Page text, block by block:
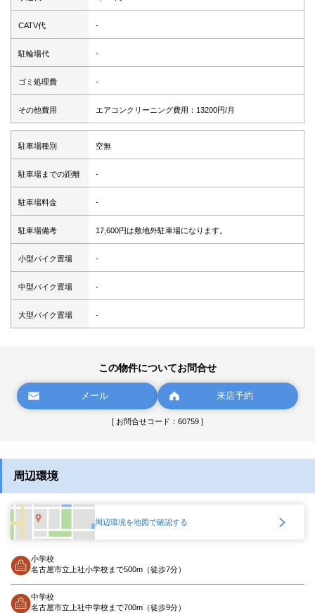
CATV代 -
駐輪場代 -
ゴミ処理費 -
その他費用 エアコンクリーニング費用：13200円/月
駐車場種別 空無
駐車場までの距離 -
駐車場料金 -
駐車場備考 17,600円は敷地外駐車場になります。
小型バイク置場 -
中型バイク置場 -
大型バイク置場 -
この物件についてお問合せ
メール 来店予約
[ お問合せコード：60759 ]
周辺環境
周辺環境を地図で確認する
小学校
名古屋市立上社小学校まで500m（徒歩7分）
中学校
名古屋市立上社中学校まで700m（徒歩9分）